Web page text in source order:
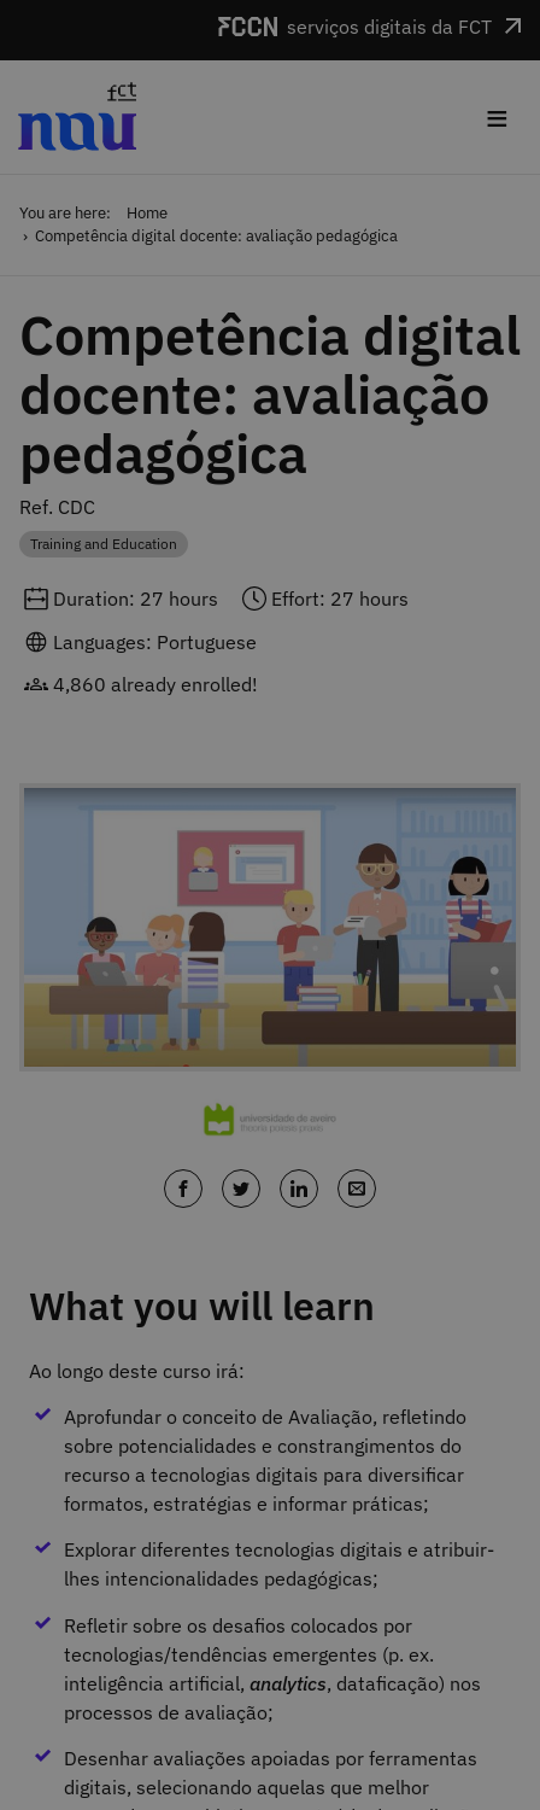
serviços digitais da FCT
≡
You are here:
Home
Competência digital docente: avaliação pedagógica
Competência digital
docente: avaliação
pedagógica
Ref. CDC
Category
Training and Education
Duration: 27 hours
Effort: 27 hours
Languages: Portuguese
4,860 already enrolled!
What you will learn
Ao longo deste curso irá:
Aprofundar o conceito de Avaliação, refletindo
sobre potencialidades e constrangimentos do
recurso a tecnologias digitais para diversificar
formatos, estratégias e informar práticas;
Explorar diferentes tecnologias digitais e atribuir-
lhes intencionalidades pedagógicas;
Refletir sobre os desafios colocados por
tecnologias/tendências emergentes (p. ex.
inteligência artificial, analytics, dataficação) nos
processos de avaliação;
Desenhar avaliações apoiadas por ferramentas
digitais, selecionando aquelas que melhor